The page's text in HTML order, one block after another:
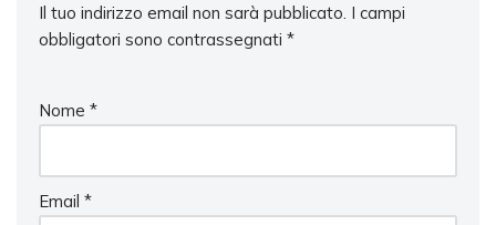
Il tuo indirizzo email non sarà pubblicato. I campi
obbligatori sono contrassegnati *
Nome *
Email *